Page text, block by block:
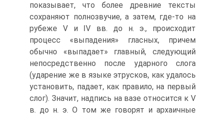
показывает, что более древние тексты
сохраняют полнозвучие, а затем, где-то на
рубеже V и IV вв. до н. э., происходит
процесс «выпадения» гласных, причем
обычно «выпадает» главный, следующий
непосредственно после ударного слога
(ударение же в языке этрусков, как удалось
установить, падает, как правило, на первый
слог). Значит, надпись на вазе относится к V
в. до н. э. О том же говорят и архаичные